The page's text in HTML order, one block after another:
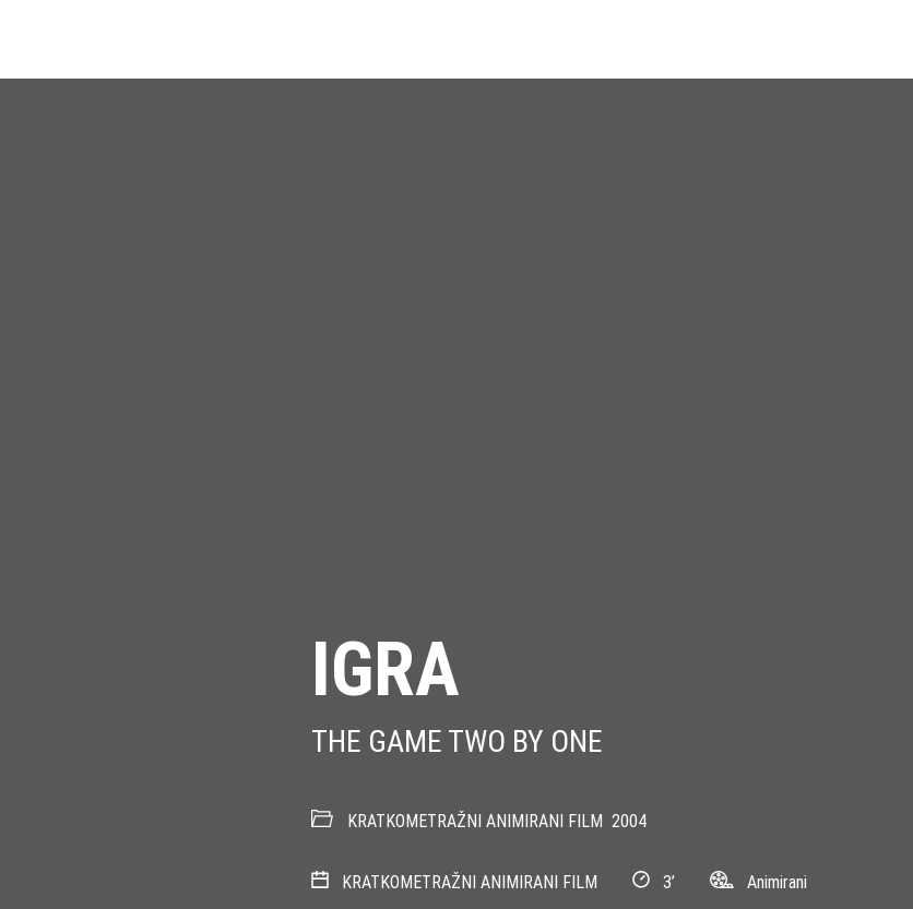
IGRA
THE GAME TWO BY ONE
KRATKOMETRAŽNI ANIMIRANI FILM 2004
KRATKOMETRAŽNI ANIMIRANI FILM 3’ Animirani